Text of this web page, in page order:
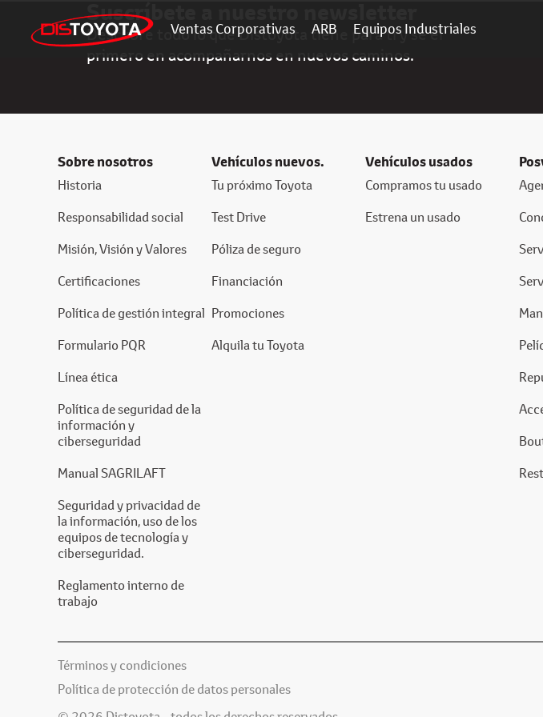
Ventas Corporativas ARB Equipos Industriales
Suscríbete a nuestro newsletter
Descubre todo lo que Distoyota tiene para ti y sé el
primero en acompañarnos en nuevos caminos.
Sobre nosotros
Historia
Responsabilidad social
Misión, Visión y Valores
Certificaciones
Política de gestión integral
Formulario PQR
Línea ética
Política de seguridad de la
información y
ciberseguridad
Manual SAGRILAFT
Seguridad y privacidad de
la información, uso de los
equipos de tecnología y
ciberseguridad.
Reglamento interno de
trabajo
Vehículos nuevos.
Tu próximo Toyota
Test Drive
Póliza de seguro
Financiación
Promociones
Alquila tu Toyota
Vehículos usados
Compramos tu usado
Estrena un usado
Términos y condiciones
Política de protección de datos personales